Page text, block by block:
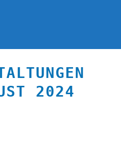
2024